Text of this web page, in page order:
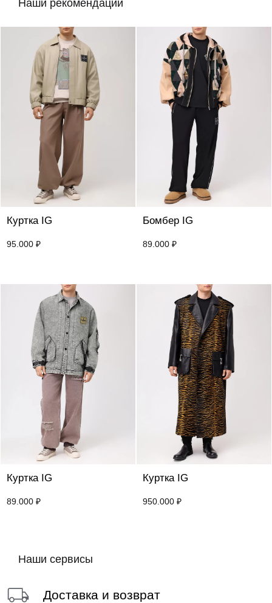
Наши рекомендации
Куртка IG
95.000 ₽
Бомбер IG
89.000 ₽
Куртка IG
89.000 ₽
Куртка IG
950.000 ₽
Наши сервисы
Доставка и возврат